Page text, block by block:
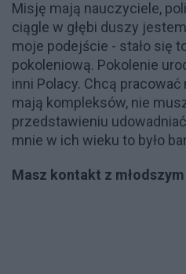
Misję mają nauczyciele,
ciągle w głębi duszy
moje podejście - stało się
pokoleniową. Pokolenie
inni Polacy. Chcą pracować
mają kompleksów, nie
przedstawieniu
mnie w ich wieku to było
Masz kontakt z